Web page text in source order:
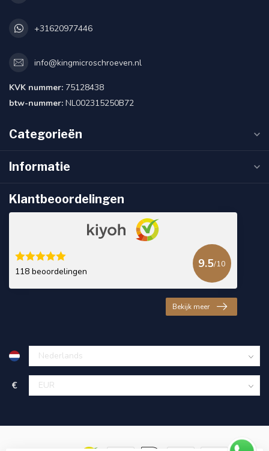
+31620977446
info@kingmicroschroeven.nl
KVK nummer: 75128438
btw-nummer: NL002315250B72
Categorieën
Informatie
Klantbeoordelingen
118 beoordelingen
9.5/10
Bekijk meer
€